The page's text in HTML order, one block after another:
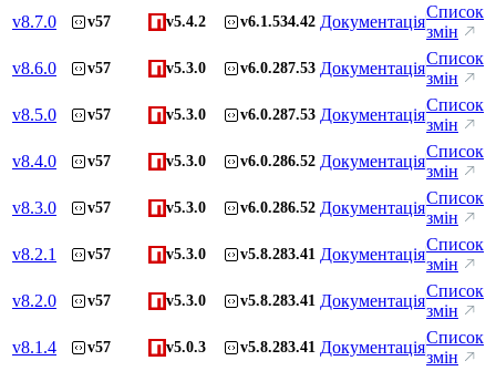
v8.7.0 v57 v5.4.2 v6.1.534.42 Документація
Список
змін
v8.6.0 v57 v5.3.0 v6.0.287.53 Документація
Список
змін
v8.5.0 v57 v5.3.0 v6.0.287.53 Документація
Список
змін
v8.4.0 v57 v5.3.0 v6.0.286.52 Документація
Список
змін
v8.3.0 v57 v5.3.0 v6.0.286.52 Документація
Список
змін
v8.2.1 v57 v5.3.0 v5.8.283.41 Документація
Список
змін
v8.2.0 v57 v5.3.0 v5.8.283.41 Документація
Список
змін
v8.1.4 v57 v5.0.3 v5.8.283.41 Документація
Список
змін